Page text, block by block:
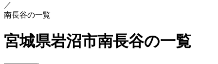
／
南長谷の一覧
宮城県岩沼市南長谷の一覧